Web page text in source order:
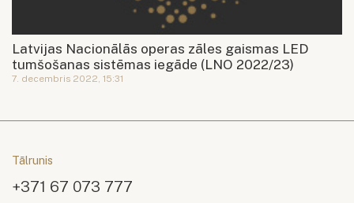
Latvijas Nacionālās operas zāles gaismas LED
tumšošanas sistēmas iegāde (LNO 2022/23)
7. decembris 2022, 15:31
Tālrunis
+371 67 073 777